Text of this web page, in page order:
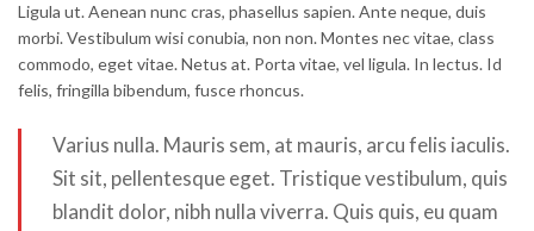
Ligula ut. Aenean nunc cras, phasellus sapien. Ante neque, duis
morbi. Vestibulum wisi conubia, non non. Montes nec vitae, class
commodo, eget vitae. Netus at. Porta vitae, vel ligula. In lectus. Id
felis, fringilla bibendum, fusce rhoncus.
Varius nulla. Mauris sem, at mauris, arcu felis iaculis.
Sit sit, pellentesque eget. Tristique vestibulum, quis
blandit dolor, nibh nulla viverra. Quis quis, eu quam